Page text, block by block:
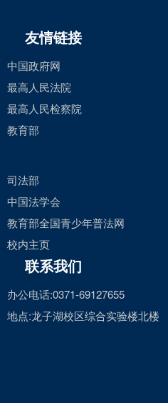
友情链接
中国政府网
最高人民法院
最高人民检察院
教育部
司法部
中国法学会
教育部全国青少年普法网
校内主页
联系我们
办公电话:0371-69127655
地点:龙子湖校区综合实验楼北楼